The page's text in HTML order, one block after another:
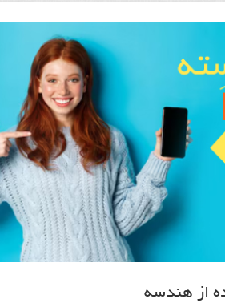
از هندسه